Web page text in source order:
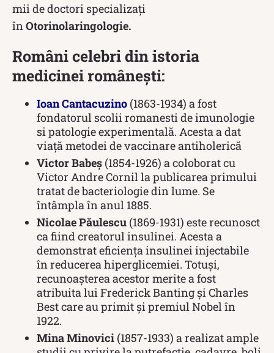
mii de doctori specializați
în Otorinolaringologie.
Români celebri din istoria
medicinei românești:
Ioan Cantacuzino (1863-1934) a fost
fondatorul scolii romanesti de imunologie
si patologie experimentală. Acesta a dat
viață metodei de vaccinare antiholerică
Victor Babeș (1854-1926) a coloborat cu
Victor Andre Cornil la publicarea primului
tratat de bacteriologie din lume. Se
întâmpla în anul 1885.
Nicolae Păulescu (1869-1931) este recunosct
ca fiind creatorul insulinei. Acesta a
demonstrat eficiența insulinei injectabile
în reducerea hiperglicemiei. Totuși,
recunoașterea acestor merite a fost
atribuita lui Frederick Banting și Charles
Best care au primit și premiul Nobel în
1922.
Mina Minovici (1857-1933) a realizat ample